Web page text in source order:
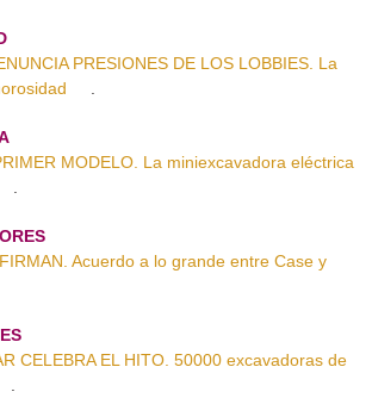
PRESIONES DE LOS LOBBIES. La
MODELO. La miniexcavadora eléctrica
Acuerdo a lo grande entre Case y
CELEBRA EL HITO. 50000 excavadoras de